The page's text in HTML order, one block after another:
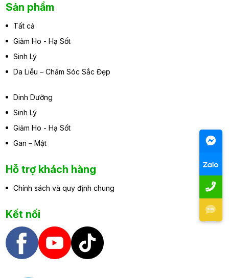
Sản phẩm
Tất cả
Giảm Ho - Hạ Sốt
Sinh Lý
Da Liễu – Chăm Sóc Sắc Đẹp
Dinh Dưỡng
Sinh Lý
Giảm Ho - Hạ Sốt
Gan – Mật
Hỗ trợ khách hàng
Chính sách và quy định chung
Kết nối